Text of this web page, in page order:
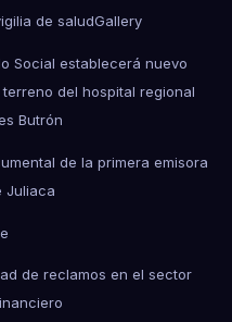
de saludGallery
Social establecerá nuevo
del hospital regional
Butrón
de la primera emisora
Juliaca
de reclamos en el sector